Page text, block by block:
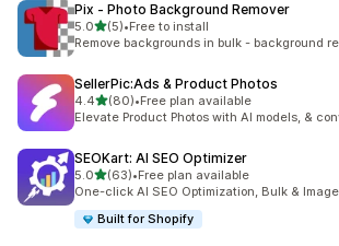
Pix ‑ Photo Background Remover
5.0별 5개 중
(5)
총 리뷰 5개
•Free to install
Remove backgrounds in bulk - background
SellerPic:Ads & Product Photos
4.4별 5개 중
(80)
총 리뷰 80개
•Free plan available
Elevate Product Photos with AI models, &
SEOKart: AI SEO Optimizer
5.0별 5개 중
(63)
총 리뷰 63개
•Free plan available
One-click AI SEO Optimization, Bulk &
Built for Shopify